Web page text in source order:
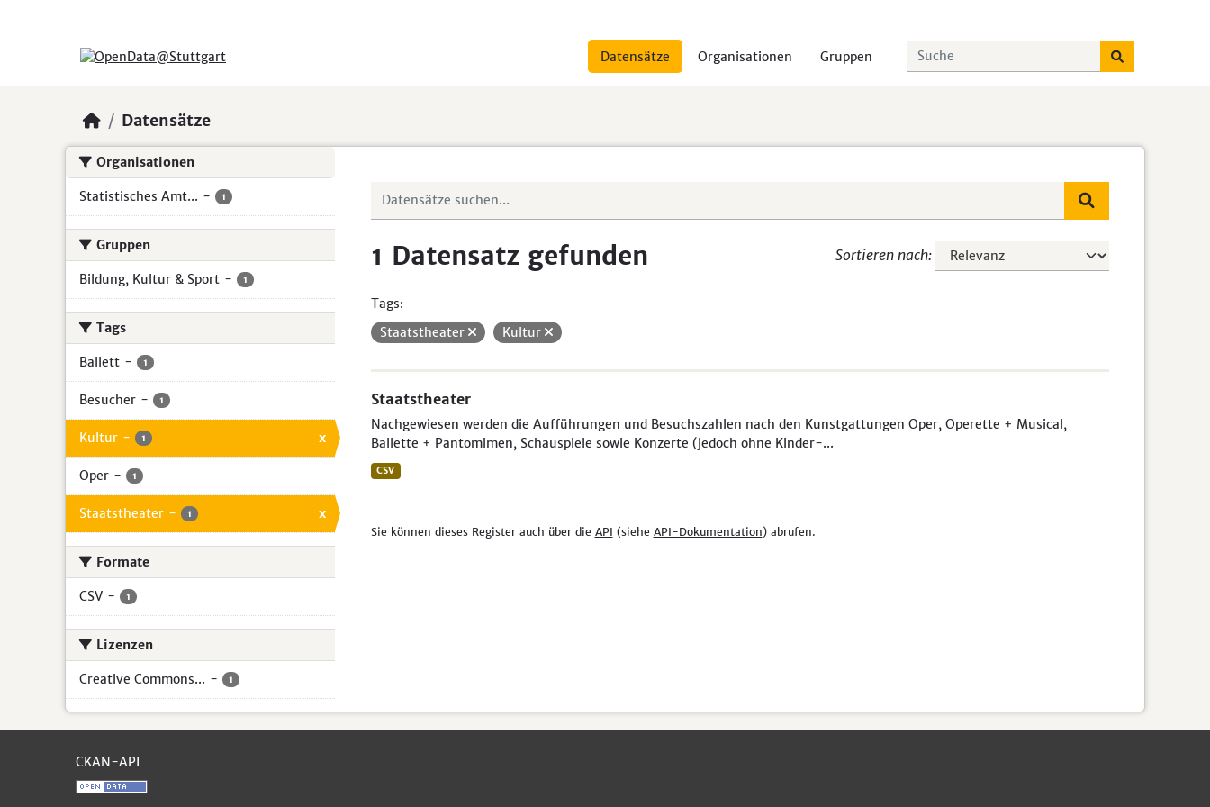
Datensätze Organisationen Gruppen
Datensätze
Organisationen
Statistisches Amt... - 1
Gruppen
Bildung, Kultur & Sport - 1
Tags
Ballett - 1
Besucher - 1
Kultur - 1 x
Oper - 1
Staatstheater - 1 x
Formate
CSV - 1
Lizenzen
Creative Commons... - 1
Sortieren nach
1 Datensatz gefunden
Tags:
Staatstheater
Kultur
Staatstheater
Nachgewiesen werden die Aufführungen und Besuchszahlen nach den Kunstgattungen Oper, Operette + Musical,
Ballette + Pantomimen, Schauspiele sowie Konzerte (jedoch ohne Kinder-...
CSV
Sie können dieses Register auch über die API (siehe API-Dokumentation) abrufen.
CKAN-API